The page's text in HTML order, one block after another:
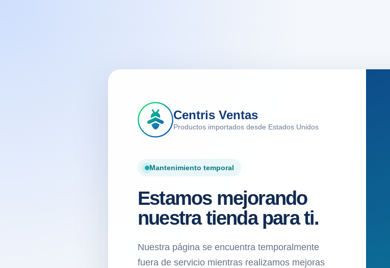
Centris Ventas
Productos importados desde Estados Unidos
Mantenimiento temporal
Estamos mejorando
nuestra tienda para ti.
Nuestra página se encuentra temporalmente
fuera de servicio mientras realizamos mejoras